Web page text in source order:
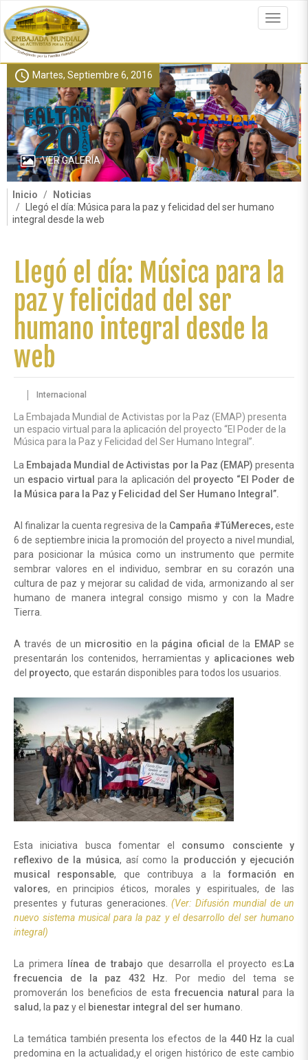
al
contenido
principal
Toggle
schedule Martes, Septiembre 6, 2016
VER GALERÍA
Inicio
Noticias
Llegó el día: Música para la paz y felicidad del ser humano
integral desde la web
Llegó el día: Música para la
paz y felicidad del ser
humano integral desde la
web
Internacional
La Embajada Mundial de Activistas por la Paz (EMAP) presenta
un espacio virtual para la aplicación del proyecto “El Poder de la
Música para la Paz y Felicidad del Ser Humano Integral”.
La Embajada Mundial de Activistas por la Paz (EMAP) presenta
un espacio virtual para la aplicación del proyecto “El Poder de
la Música para la Paz y Felicidad del Ser Humano Integral”.
Al finalizar la cuenta regresiva de la Campaña #TúMereces,este
6 de septiembre inicia la promoción del proyecto a nivel mundial,
para posicionar la música como un instrumento que permite
sembrar valores en el individuo, sembrar en su corazón una
cultura de paz y mejorar su calidad de vida, armonizando al ser
humano de manera integral consigo mismo y con la Madre
Tierra.
A través de un micrositio en la página oficialde la EMAPse
presentarán los contenidos, herramientas y aplicaciones web
del proyecto, que estarán disponibles para todos los usuarios.
Esta iniciativa busca fomentar el consumo consciente y
reflexivo de la música, así como la producción y ejecución
musical responsable, que contribuya a la formación en
valores, en principios éticos, morales y espirituales, de las
presentes y futuras generaciones. (Ver: Difusión mundial de un
nuevo sistema musical para la paz y el desarrollo del ser humano
integral)
La primera línea de trabajoque desarrolla el proyecto es:La
frecuencia de la paz 432 Hz.
Por medio del tema se
promoverán los beneficios de esta frecuencia natural
para la
salud, la paz y el bienestar integral del ser humano
La temática también presenta los efectos de la 440 Hz la cual
predomina en la actualidad,y el origen histórico de este cambio